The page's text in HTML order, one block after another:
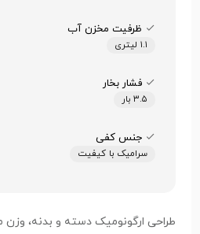
ظرفیت مخزن آب
۱.۱ لیتری
فشار بخار
۳.۵ بار
جنس کفی
سرامیک با کیفیت
طراحی ارگونومیک دسته و بدنه، وزن